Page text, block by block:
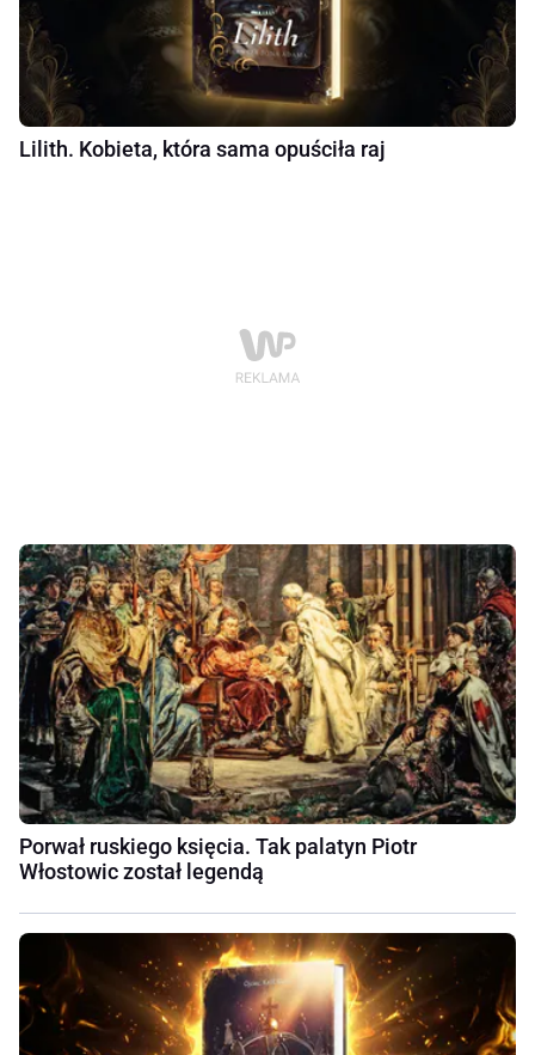
Lilith. Kobieta, która sama opuściła raj
Porwał ruskiego księcia. Tak palatyn Piotr
Włostowic został legendą